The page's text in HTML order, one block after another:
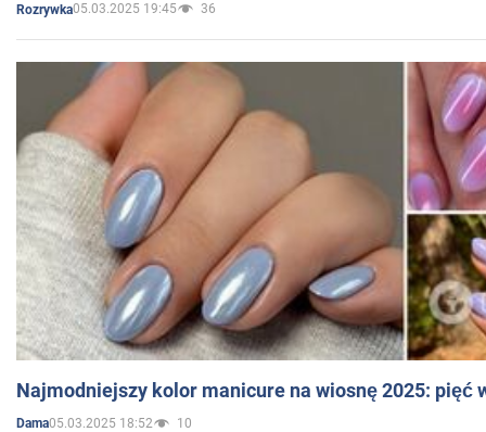
Rozrywka05.03.2025 19:45 36
Najmodniejszy kolor manicure na wiosnę 2025: pięć
Dama05.03.2025 18:52 10